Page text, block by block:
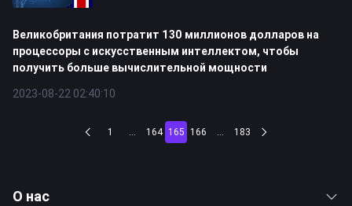
Великобритания потратит 130 миллионов долларов на
процессоры с искусственным интеллектом, чтобы
получить больше вычислительной мощности
2023-08-22 02:40:10
1 ... 164 165 166 ... 183
О нас